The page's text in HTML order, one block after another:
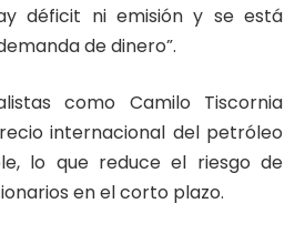
déficit ni emisión y se está
de dinero”.
como Camilo Tiscornia
internacional del petróleo
lo que reduce el riesgo de
en el corto plazo.